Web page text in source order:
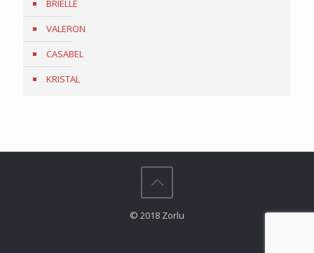
BRIELLE
VALERON
CASABEL
KRISTAL
© 2018 Zorlu